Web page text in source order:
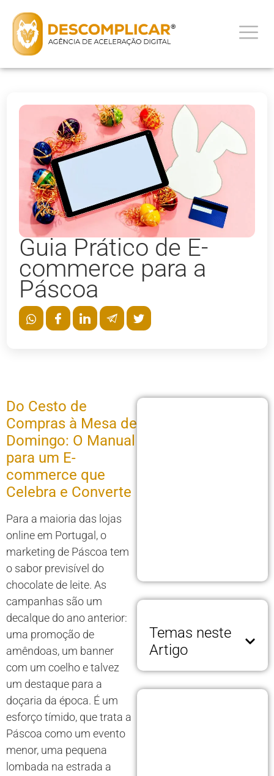
Guia Prático de E-
commerce para a
Páscoa
Do Cesto de
Compras à Mesa de
Domingo: O Manual
para um E-
commerce que
Celebra e Converte
Para a maioria das lojas
online em Portugal, o
marketing de Páscoa tem
o sabor previsível do
chocolate de leite. As
campanhas são um
decalque do ano anterior:
uma promoção de
amêndoas, um banner
com um coelho e talvez
um destaque para a
doçaria da época. É um
esforço tímido, que trata a
Páscoa como um evento
menor, uma pequena
lombada na estrada a
Temas neste
Artigo